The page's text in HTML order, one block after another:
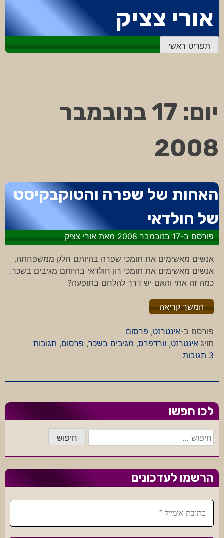
לתוכן
אורי צציק
תפריט ראשי
יום:
17 בנובמבר
2008
האחות של שפרה והטוקבקיסט
של חולדאי
פורסם ב-17 בנובמבר 2008 מאתאורי צציק
אנשים מאשימים את תומכי שפרה בהיותם חלק ממשפחתה.
אנשים מאשימים את תומכי רון חולדאי בהיותם מגיבים בשכר.
כמה זה אתי והאם יש דרך להלחם בתופעה?
המשך קריאה"%s"
פורסם ב-אינטרנט, פרסום
תויג אינטרנט, וורדפרס, מגיבים בשכר, פרסום, תגובות
3 תגובות
על
של
והטוקבקיסט
של
לכו חפשו
חיפוש:
הרשמו לעדכונים